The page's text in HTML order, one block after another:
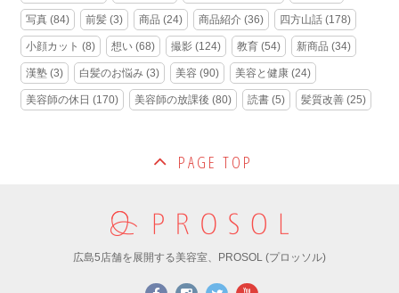
写真 (84) 前髪 (3) 商品 (24) 商品紹介 (36) 四方山話 (178)
小顔カット (8) 想い (68) 撮影 (124) 教育 (54) 新商品 (34)
漢塾 (3) 白髪のお悩み (3) 美容 (90) 美容と健康 (24)
美容師の休日 (170) 美容師の放課後 (80) 読書 (5) 髪質改善 (25)
広島5店舗を展開する美容室、PROSOL (プロッソル)
PAGE TOP